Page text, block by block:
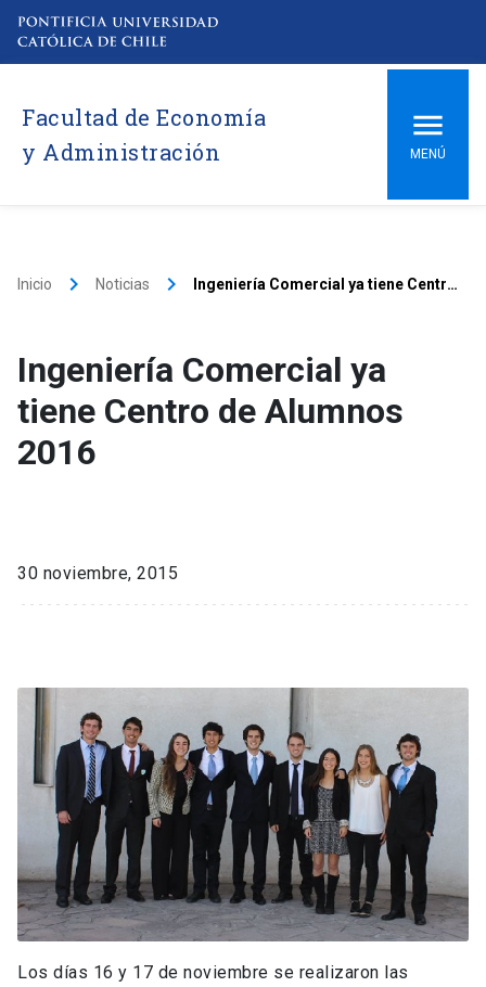
Facultad de Economía
y Administración
MENÚ
Inicio keyboard_arrow_right Noticias keyboard_arrow_right Ingeniería Comercial ya tiene Centro de Alumnos 2016
Ingeniería Comercial ya
tiene Centro de Alumnos
2016
30 noviembre, 2015
Los días 16 y 17 de noviembre se realizaron las